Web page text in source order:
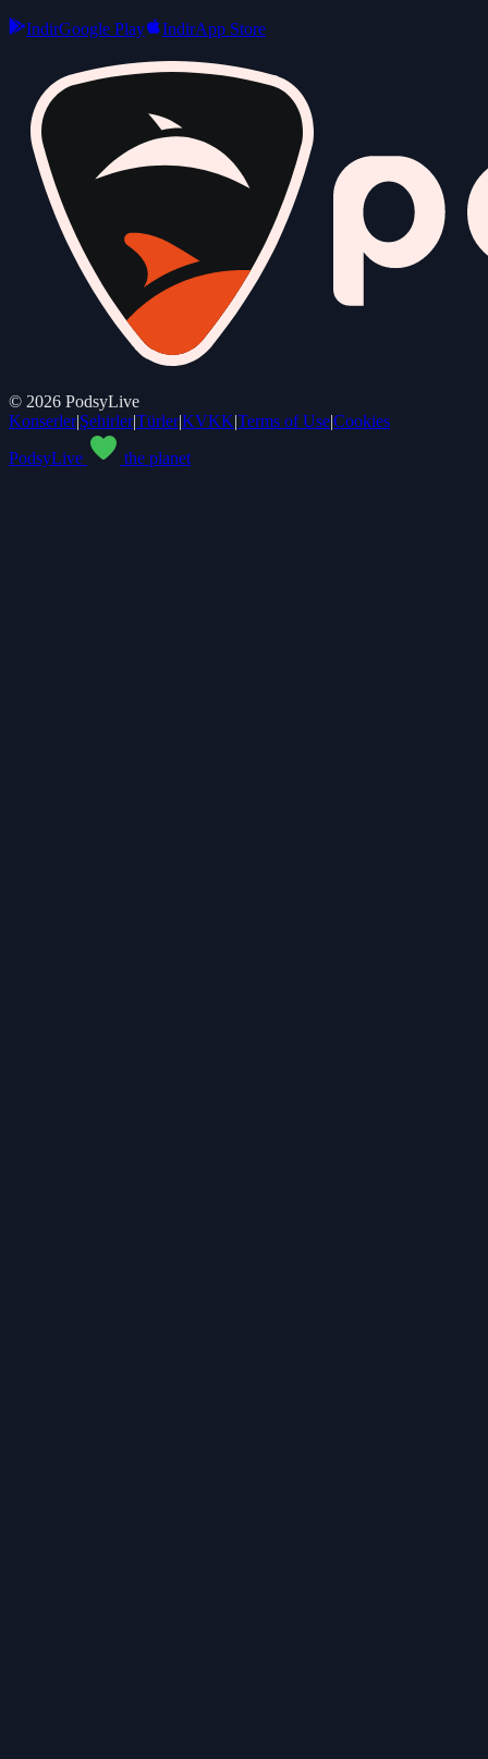
IndirGoogle Play IndirApp Store
© 2026 PodsyLive
Konserler|Şehirler|Türler|KVKK|Terms of Use|Cookies
PodsyLive
the planet